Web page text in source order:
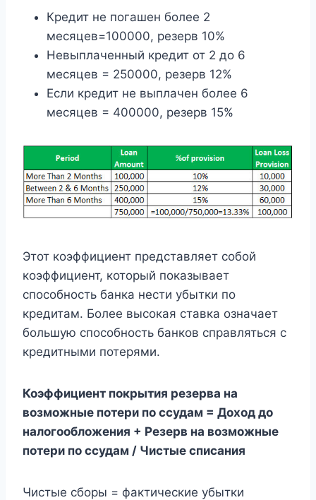
Кредит не погашен более 2
месяцев=100000, резерв 10%
Невыплаченный кредит от 2 до 6
месяцев = 250000, резерв 12%
Если кредит не выплачен более 6
месяцев = 400000, резерв 15%
Этот коэффициент представляет собой
коэффициент, который показывает
способность банка нести убытки по
кредитам. Более высокая ставка означает
большую способность банков справляться с
кредитными потерями.
Коэффициент покрытия резерва на
возможные потери по ссудам = Доход до
налогообложения + Резерв на возможные
потери по ссудам / Чистые списания
Чистые сборы = фактические убытки